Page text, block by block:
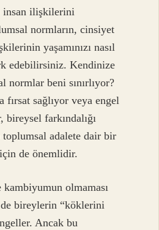
insan ilişkilerini
normların, cinsiyet
yaşamınızı nasıl
edebilirsiniz. Kendinize
normlar beni sınırlıyor?
sağlıyor veya engel
farkındalığı
toplumsal adalete dair bir
de önemlidir.
olmaması
bireylerin “köklerini
Ancak bu